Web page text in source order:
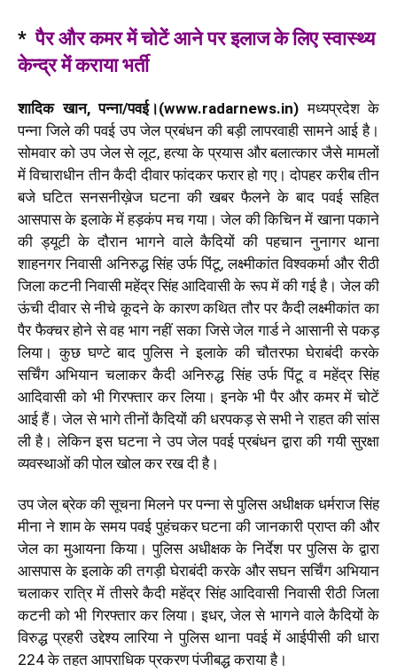
*पैर और कमर में चोटें आने पर इलाज के लिए स्वास्थ्य
केन्द्र में कराया भर्ती
शादिक खान, पन्ना/पवई।(www.radarnews.in) मध्यप्रदेश के
पन्ना जिले की पवई उप जेल प्रबंधन की बड़ी लापरवाही सामने आई है।
सोमवार को उप जेल से लूट, हत्या के प्रयास और बलात्कार जैसे मामलों
में विचाराधीन तीन कैदी दीवार फांदकर फरार हो गए। दोपहर करीब तीन
बजे घटित सनसनीख़ेज घटना की खबर फैलने के बाद पवई सहित
आसपास के इलाके में हड़कंप मच गया। जेल की किचिन में खाना पकाने
की ड्यूटी के दौरान भागने वाले कैदियों की पहचान नुनागर थाना
शाहनगर निवासी अनिरुद्ध सिंह उर्फ पिंटू, लक्ष्मीकांत विश्वकर्मा और रीठी
जिला कटनी निवासी महेंद्र सिंह आदिवासी के रूप में की गई है। जेल की
ऊंची दीवार से नीचे कूदने के कारण कथित तौर पर कैदी लक्ष्मीकांत का
पैर फैक्चर होने से वह भाग नहीं सका जिसे जेल गार्ड ने आसानी से पकड़
लिया। कुछ घण्टे बाद पुलिस ने इलाके की चौतरफा घेराबंदी करके
सर्चिंग अभियान चलाकर कैदी अनिरुद्ध सिंह उर्फ पिंटू व महेंद्र सिंह
आदिवासी को भी गिरफ्तार कर लिया। इनके भी पैर और कमर में चोटें
आई हैं। जेल से भागे तीनों कैदियों की धरपकड़ से सभी ने राहत की सांस
ली है। लेकिन इस घटना ने उप जेल पवई प्रबंधन द्वारा की गयी सुरक्षा
व्यवस्थाओं की पोल खोल कर रख दी है।
उप जेल ब्रेक की सूचना मिलने पर पन्ना से पुलिस अधीक्षक धर्मराज सिंह
मीना ने शाम के समय पवई पुहंचकर घटना की जानकारी प्राप्त की और
जेल का मुआयना किया। पुलिस अधीक्षक के निर्देश पर पुलिस के द्वारा
आसपास के इलाके की तगड़ी घेराबंदी करके और सघन सर्चिंग अभियान
चलाकर रात्रि में तीसरे कैदी महेंद्र सिंह आदिवासी निवासी रीठी जिला
कटनी को भी गिरफ्तार कर लिया। इधर, जेल से भागने वाले कैदियों के
विरुद्ध प्रहरी उद्देश्य लारिया ने पुलिस थाना पवई में आईपीसी की धारा
224 के तहत आपराधिक प्रकरण पंजीबद्ध कराया है।